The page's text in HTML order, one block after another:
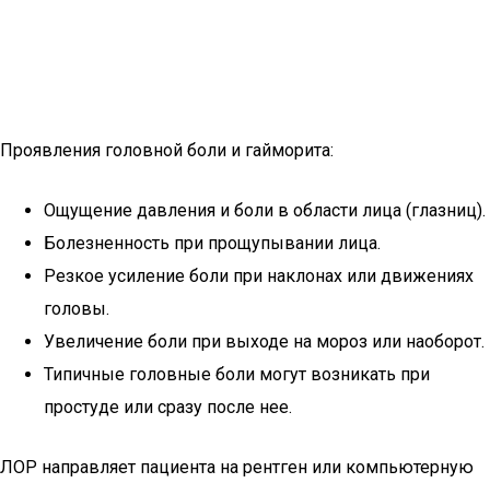
Проявления головной боли и гайморита:
Ощущение давления и боли в области лица (глазниц).
Болезненность при прощупывании лица.
Резкое усиление боли при наклонах или движениях
головы.
Увеличение боли при выходе на мороз или наоборот.
Типичные головные боли могут возникать при
простуде или сразу после нее.
ЛОР направляет пациента на рентген или компьютерную